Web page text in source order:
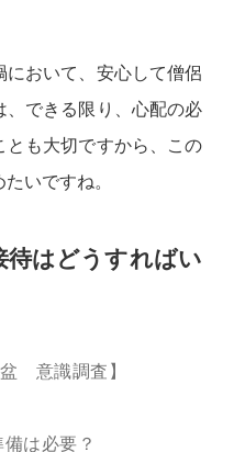
において、安心して僧侶
、できる限り、心配の必
とも大切ですから、この
いですね。
待はどうすればい
意識調査】
は必要？